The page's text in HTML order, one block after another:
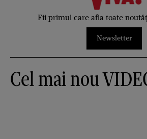
Fii primul care afla toate
Newsletter
Cel mai nou